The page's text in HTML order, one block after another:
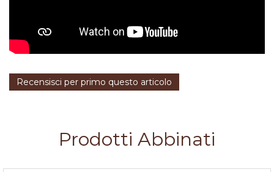
Recensisci per primo questo articolo
Prodotti Abbinati